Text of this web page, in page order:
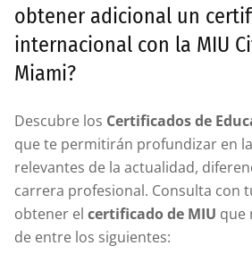
obtener adicional un
internacional con la MIU
Miami?
Descubre los Certificados de
que te permitirán profundizar en
relevantes de la actualidad,
carrera profesional. Consulta con
obtener el certificado de MIU que
de entre los siguientes: